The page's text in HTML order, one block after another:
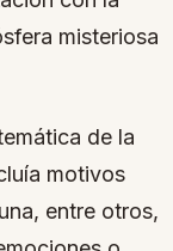
misteriosa
de la
motivos
entre otros,